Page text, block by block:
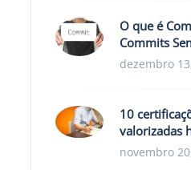
O que é
Commits
dezembro
10
valorizadas
novembro